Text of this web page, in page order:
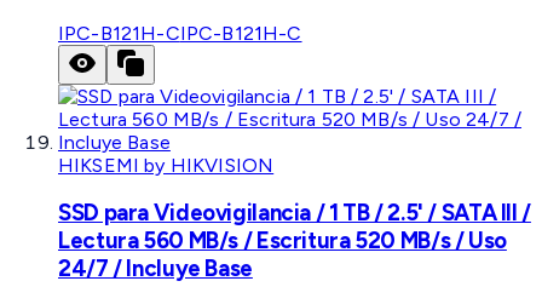
IPC-B121H-CIPC-B121H-C
HIKSEMI by HIKVISION
SSD para Videovigilancia / 1 TB / 2.5' / SATA III /
Lectura 560 MB/s / Escritura 520 MB/s / Uso
24/7 / Incluye Base